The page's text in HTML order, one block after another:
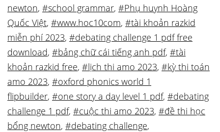
newton, #school grammar, #Phụ huynh Hoàng
Quốc Việt, #www.hoc10com, #tài khoản razkid
miễn phí 2023, #debating challenge 1 pdf free
download, #bảng chữ cái tiếng anh pdf, #tài
khoản razkid free, #lịch thi amo 2023, #kỳ thi toán
amo 2023, #oxford phonics world 1
flipbuilder, #one story a day level 1 pdf, #debating
challenge 1 pdf, #cuộc thi amo 2023, #đề thi học
bổng newton, #debating challenge,